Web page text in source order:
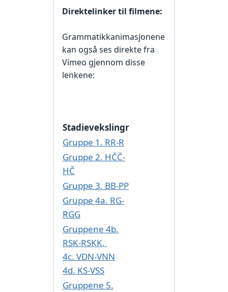
Direktelinker til filmene:
Grammatikkanimasjonene
kan også ses direkte fra
Vimeo gjennom disse
lenkene:
Stadievekslingr
Gruppe 1. RR-R
Gruppe 2. HČČ-
HČ
Gruppe 3. BB-PP
Gruppe 4a. RG-
RGG
Gruppene 4b.
RSK-RSKK,
4c. VDN-VNN
4d. KS-VSS
Gruppene 5.